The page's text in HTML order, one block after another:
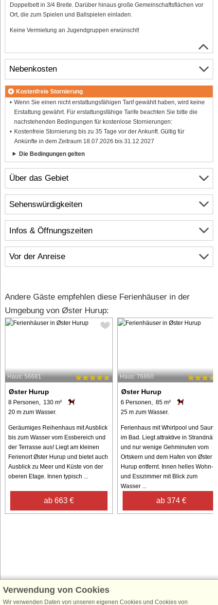
Doppelbett in 3/4 Breite. Darüber hinaus große Gemeinschaftsflächen vor
Ort, die zum Spielen und Ballspielen einladen.
Keine Vermietung an Jugendgruppen erwünscht!
Über das Gebiet
Infos & Öffnungszeiten
Vor der Anreise
Nebenkosten
Kostenfreie Stornierung
Wenn Sie einen nicht erstattungsfähigen Tarif gewählt haben, wird keine
Erstattung gewährt. Für erstattungsfähige Tarife beachten Sie bitte die
nachstehenden Bedingungen für kostenlose Stornierungen:
Kostenfreie Stornierung bis zu 35 Tage vor der Ankunft. Gültig für
Ankünfte in dem Zeitraum 18.07.2026 bis 31.12.2027
Die Bedingungen gelten
Sehenswürdigkeiten
Andere Gäste empfehlen diese Ferienhäuser in der
Umgebung von Øster Hurup:
Haus: 56681
Øster Hurup
8 Personen, 130 m²
20 m zum Wasser.
Geräumiges Reihenhaus mit Ausblick
bis zum Wasser vom Essbereich und
der Terrasse aus! Liegt am kleinen
Ferienort Øster Hurup und bietet auch
Ausblick zu Meer und Küste von der
oberen Etage. Innen typisch ...
ab 663 €
Haus: 76860
Øster Hurup
6 Personen, 85 m²
25 m zum Wasser.
Ferienhaus mit Whirlpool und Sauna
im Bad. Liegt attraktive in
und nur wenige Gehminuten vom
Ortskern und dem Hafen von Øster
Hurup entfernt. Innen helles Wohn-
und Esszimmer mit Blick zum
Wasser ...
ab 374 €
Schließen Sie sich 100.000 Ferienhaus-Fans an
Erhalten Sie einen Willkommensgutschein von 25 €für Ihren nächsten
Verwendung von Cookies
Wir verwenden Daten von unseren eigenen Cookies und Cookies von